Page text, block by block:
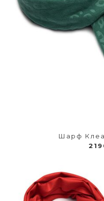
Шарф